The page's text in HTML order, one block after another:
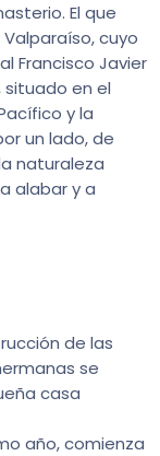
El que
cuyo
Francisco Javier
situado en el
y la
un lado, de
naturaleza
alabar y a
de las
se
casa
año, comienza